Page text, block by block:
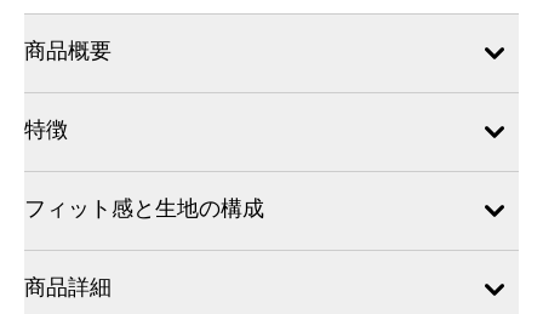
商品概要
特徴
フィット感と生地の構成
商品詳細